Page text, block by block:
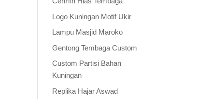
Logo Kuningan Motif Ukir
Lampu Masjid Maroko
Gentong Tembaga Custom
Custom Partisi Bahan
Kuningan
Replika Hajar Aswad